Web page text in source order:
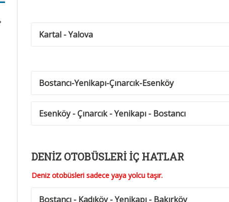
Kartal - Yalova
Bostancı-Yenikapı-Çınarcık-Esenköy
Esenköy - Çınarcık - Yenikapı - Bostancı
DENİZ OTOBÜSLERİ İÇ HATLAR
Deniz otobüsleri sadece yaya yolcu taşır.
Bostancı - Kadıköy - Yenikapı - Bakırköy